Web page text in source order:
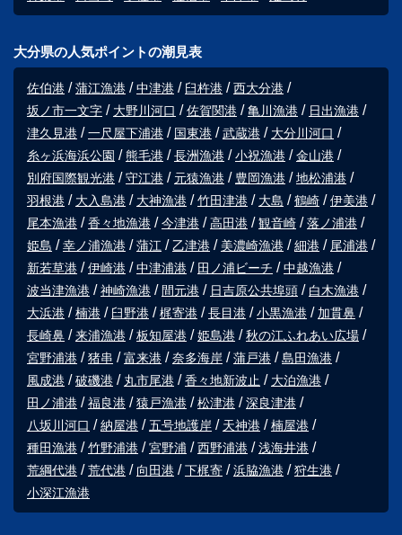
大分県の人気ポイントの潮見表
佐伯港 蒲江漁港 中津港 臼杵港
西大分港
坂ノ市一文字
大野川河口 佐賀関港 亀川漁港
日出漁港
津久見港
一尺屋下浦港 国東港 武蔵港
大分川河口
糸ヶ浜海浜公園
熊毛港 長洲漁港 小祝漁港
金山港
別府国際観光港
守江港 元猿漁港 豊岡漁港
地松浦港
羽根港
大入島港 大神漁港 竹田津港 大島 鶴崎
伊美港
尾本漁港
香々地漁港 今津港 高田港 観音崎
落ノ浦港
姫島
幸ノ浦漁港 蒲江 乙津港 美濃崎漁港 細港
尾浦港
新若草港
伊崎港 中津浦港 田ノ浦ビーチ
中越漁港
波当津漁港
神崎漁港 間元港 日吉原公共埠頭
白木漁港
大浜港
楠港 臼野港 梶寄港 長目港 小黒漁港
加貫鼻
長崎鼻
来浦漁港 板知屋港 姫島港
秋の江ふれあい広場
宮野浦港
猪串 富来港 奈多海岸 蒲戸港
島田漁港
風成港
破磯港 丸市尾港 香々地新波止
大泊漁港
田ノ浦港
福良港 猿戸漁港 松津港
深良津港
八坂川河口
納屋港 五号地護岸 天神港
楠屋港
種田漁港
竹野浦港 宮野浦 西野浦港
浅海井港
荒綱代港
荒代港 向田港 下梶寄 浜脇漁港
狩生港
小深江漁港